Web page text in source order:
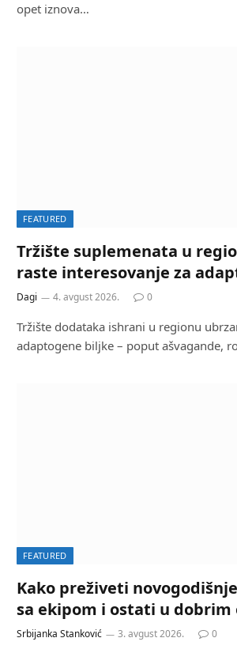
opet iznova…
FEATURED
Tržište suplemenata u
raste interesovanje za
Dagi 4. avgust 2026. 0
Tržište dodataka ishrani u regionu
adaptogene biljke – poput ašvagande,
FEATURED
Kako preživeti
sa ekipom i ostati u dobrim
Srbijanka Stanković 3. avgust 2026. 0